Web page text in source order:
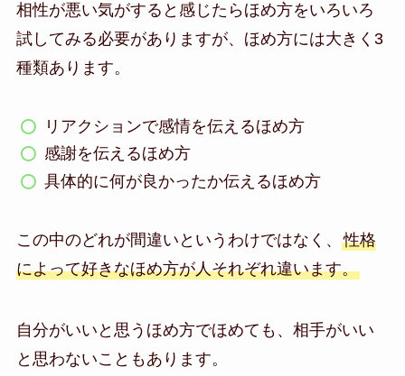
相性が悪い気がすると感じたらほめ方をいろいろ
試してみる必要がありますが、ほめ方には大きく3
種類あります。
リアクションで感情を伝えるほめ方
感謝を伝えるほめ方
具体的に何が良かったか伝えるほめ方
この中のどれが間違いというわけではなく、 性格
によって好きなほめ方が人それぞれ違います。
自分がいいと思うほめ方でほめても、相手がいい
と思わないこともあります。